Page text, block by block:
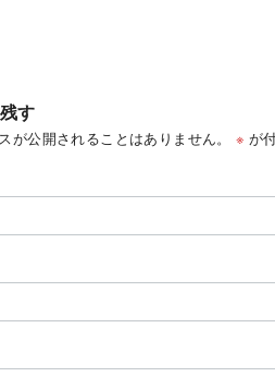
す
が公開されることはありません。 ※ が